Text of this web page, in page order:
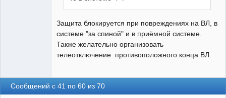
Защита блокируется при повреждениях на ВЛ, в
системе "за спиной" и в приёмной системе.
Также желательно организовать
телеотключение противоположного конца ВЛ.
Сообщений с 41 по 60 из 70